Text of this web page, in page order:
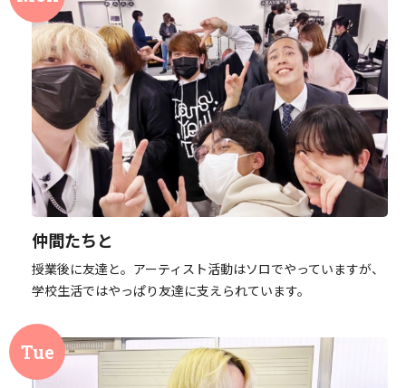
仲間たちと
授業後に友達と。アーティスト活動はソロでやっていますが、
学校生活ではやっぱり友達に支えられています。